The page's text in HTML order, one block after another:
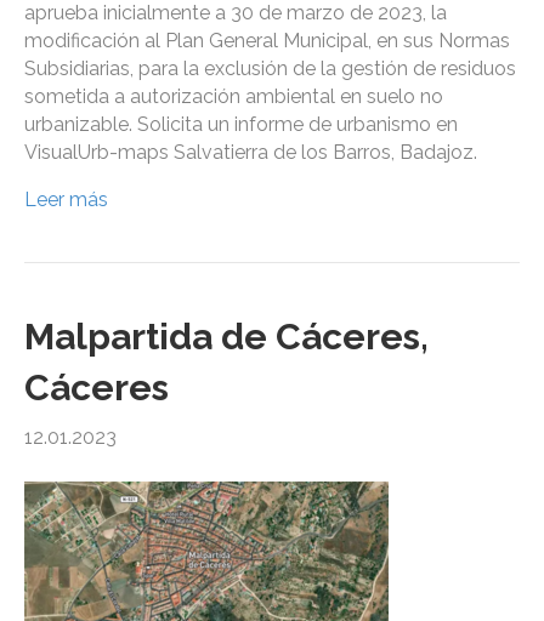
aprueba inicialmente a 30 de marzo de 2023, la
modificación al Plan General Municipal, en sus Normas
Subsidiarias, para la exclusión de la gestión de residuos
sometida a autorización ambiental en suelo no
urbanizable. Solicita un informe de urbanismo en
VisualUrb-maps Salvatierra de los Barros, Badajoz.
Leer más
Malpartida de Cáceres,
Cáceres
12.01.2023